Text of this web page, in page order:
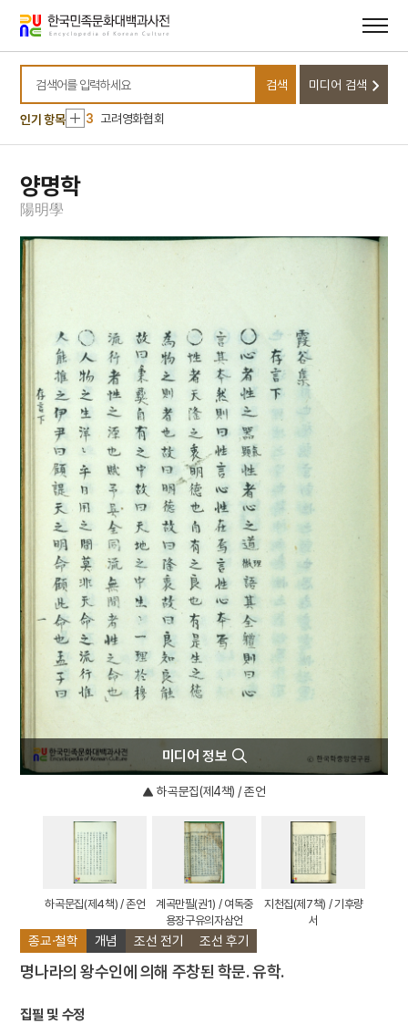
바로가기
바로가기
검색어를 입력하세요
검색 미디어 검색
인기 항목
10 고산서원
2 북조선임시인민위원회
3 고려영화협회
1
정운유
2
북조선임시인민위원회
3
고려영화협회
4
박훈
5
석왕사 호지문
6 신위
7
완당전집
8
주석
9
경주 첨성대
10
고산서원
양명학
陽明學
종교·철학 개념 조선 전기 조선 후기
명나라의 왕수인에 의해 주창된 학문. 유학.
집필 및 수정
미디어 정보
하곡문집(제4책) / 존언
하곡문집(제4책) / 존언
계곡만필(권1) / 여독중
용장구유의자삼언
지천집(제7책) / 기후량
서